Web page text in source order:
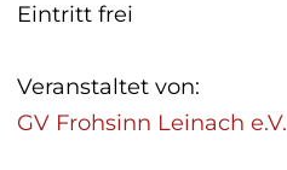
Eintritt frei
Veranstaltet von:
GV Frohsinn Leinach e.V.